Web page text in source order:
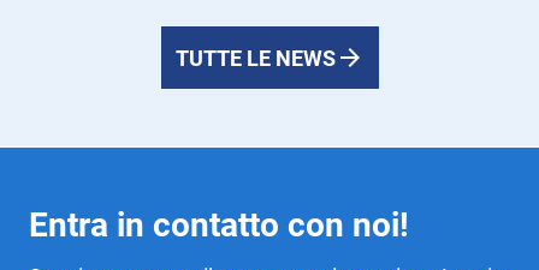
TUTTE LE NEWS
Entra in contatto con noi!